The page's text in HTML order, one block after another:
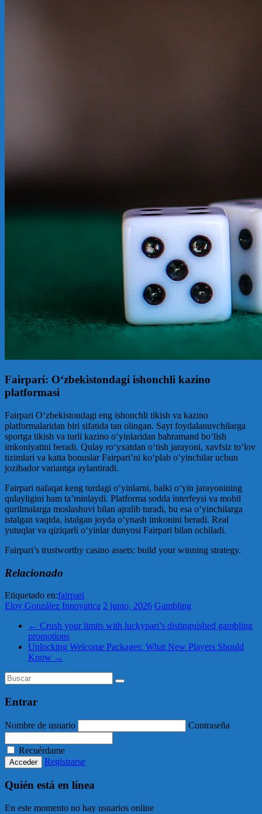
Fairpari: O‘zbekistondagi ishonchli kazino
platformasi
Fairpari O‘zbekistondagi eng ishonchli tikish va kazino
platformalaridan biri sifatida tan olingan. Sayt foydalanuvchilarga
sportga tikish va turli kazino o‘yinlaridan bahramand bo‘lish
imkoniyatini beradi. Qulay ro‘yxatdan o‘tish jarayoni, xavfsiz to‘lov
tizimlari va katta bonuslar Fairpari’ni ko‘plab o‘yinchilar uchun
jozibador variantga aylantiradi.
Fairpari nafaqat keng turdagi o‘yinlarni, balki o‘yin jarayonining
qulayligini ham ta’minlaydi. Platforma sodda interfeysi va mobil
qurilmalarga moslashuvi bilan ajralib turadi, bu esa o‘yinchilarga
istalgan vaqtda, istalgan joyda o‘ynash imkonini beradi. Real
yutuqlar va qiziqarli o‘yinlar dunyosi Fairpari bilan ochiladi.
Fairpari’s trustworthy casino assets: build your winning strategy.
Relacionado
Etiquetado en:fairpari
Eloy González Innovatica 2 junio, 2026 Gambling
← Crush your limits with luckypari’s distinguished gambling
promotions
Unlocking Welcome Packages: What New Players Should
Know →
Entrar
Nombre de usuario Contraseña
Recuérdame
Registrarse
Quién está en línea
En este momento no hay usuarios online